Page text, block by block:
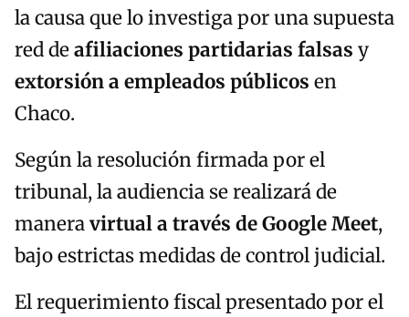
la causa que lo investiga por una supuesta
red deafiliaciones partidarias falsas y
extorsión a empleados públicos en
Chaco.
Según la resolución firmada por el
tribunal, la audiencia se realizará de
maneravirtual a través de Google Meet,
bajo estrictas medidas de control judicial.
El requerimiento fiscal presentado por el